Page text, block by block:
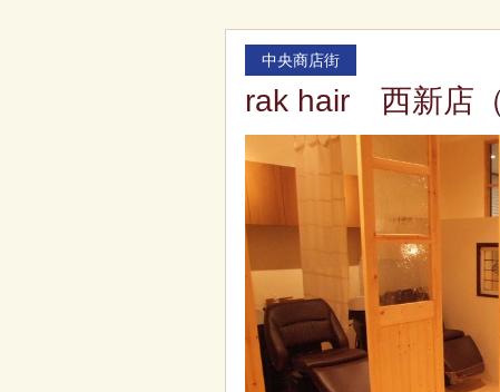
中央商店街
rak hair 西新店（